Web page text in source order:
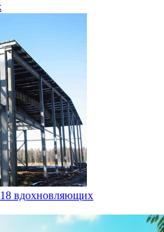
вдохновляющих